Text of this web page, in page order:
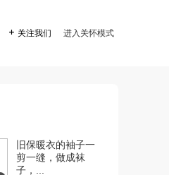
 关注我们 进入关怀模式
旧保暖衣的袖子一
剪一缝，做成袜
子，...